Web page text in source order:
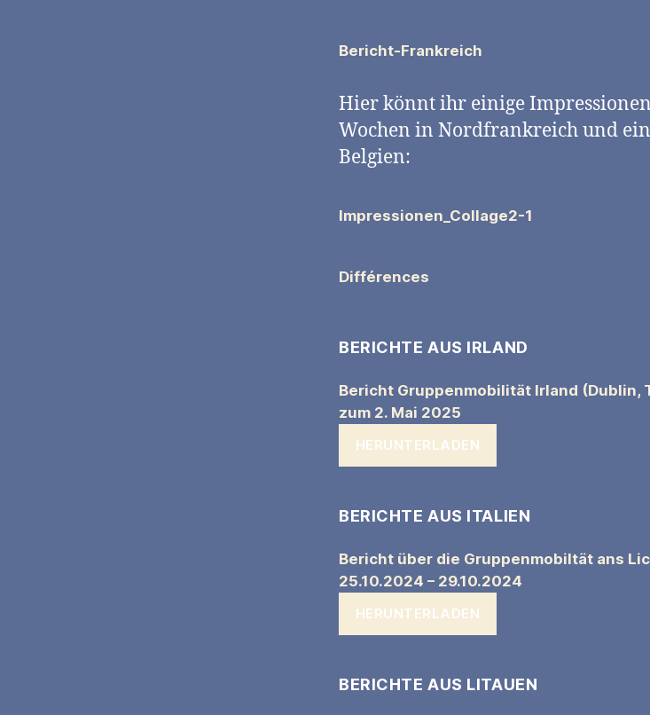
Bericht-Frankreich
Hier könnt ihr einige
Wochen in Nordfrankreich und
Belgien:
Impressionen_Collage2-1
Différences
BERICHTE AUS IRLAND
Bericht Gruppenmobilität Irland (Dublin,
zum 2. Mai 2025
HERUNTERLADEN
BERICHTE AUS ITALIEN
Bericht über die Gruppenmobiltät ans
25.10.2024 – 29.10.2024
HERUNTERLADEN
BERICHTE AUS LITAUEN